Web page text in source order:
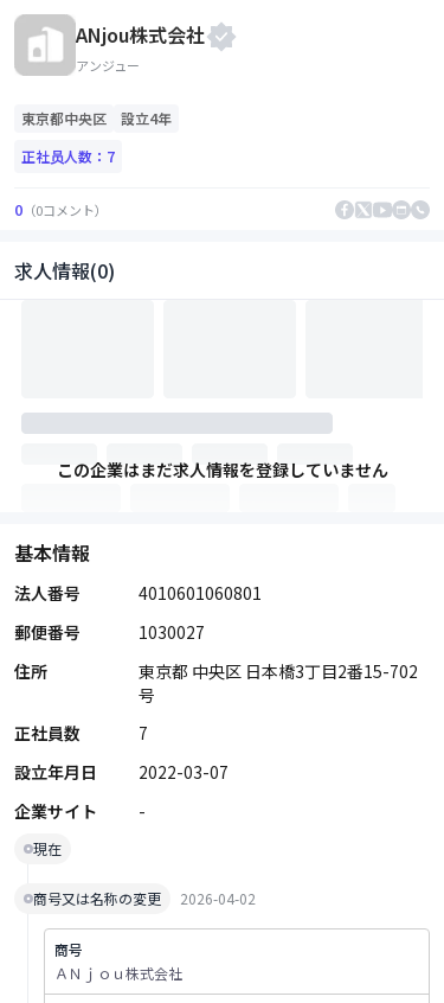
ANjou株式会社
アンジュー
東京都中央区
設立4年
正社员人数： 7
0 （0コメント）
求人情報(0)
この企業はまだ求人情報を登録していません
基本情報
法人番号
4010601060801
郵便番号
1030027
住所
東京都 中央区 日本橋3丁目2番15-702
号
正社員数
7
設立年月日
2022-03-07
企業サイト
-
現在
商号又は名称の変更 2026-04-02
商号
ＡＮｊｏｕ株式会社